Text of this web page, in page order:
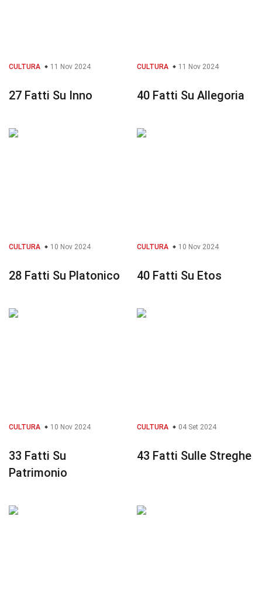
CULTURA 11 Nov 2024
27 Fatti Su Inno
CULTURA 11 Nov 2024
40 Fatti Su Allegoria
CULTURA 10 Nov 2024
28 Fatti Su Platonico
CULTURA 10 Nov 2024
40 Fatti Su Etos
CULTURA 10 Nov 2024
33 Fatti Su
Patrimonio
CULTURA 04 Set 2024
43 Fatti Sulle Streghe